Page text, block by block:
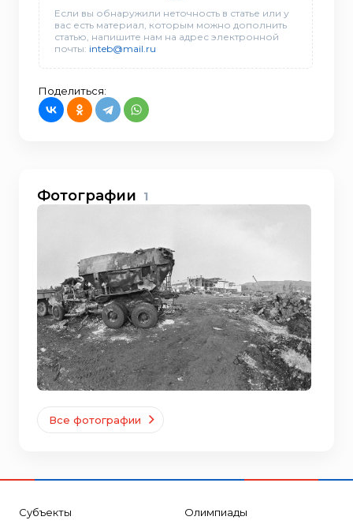
Если вы обнаружили неточность в статье или у
вас есть материал, которым можно дополнить
статью, напишите нам на адрес электронной
почты: inteb@mail.ru
Поделиться:
Фотографии 1
Все фотографии
Субъекты
Олимпиады